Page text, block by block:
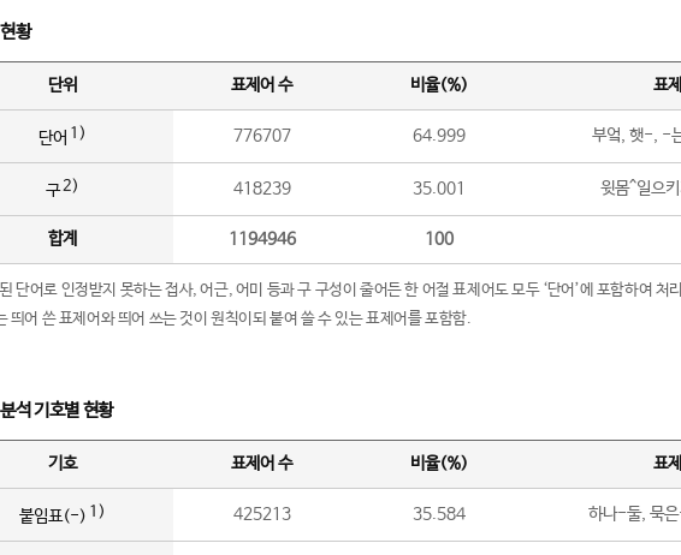
황
단위 표제어 수 비율(%) 표
단어 1) 776707 64.999 부엌, 햇-, -
구2) 418239 35.001 윗몸^일으
합계 1194946 100
단어로 인정받지 못하는 접사, 어근, 어미 등과 구 구성이 줄어든 한 어절 표제어도 모두 ‘단어’에 포함하여 처
띄어 쓴 표제어와 띄어 쓰는 것이 원칙이되 붙여 쓸 수 있는 표제어를 포함함.
석 기호별 현황
기호 표제어 수 비율(%) 표
붙임표(-) 1) 425213 35.584 하나-둘, 묵